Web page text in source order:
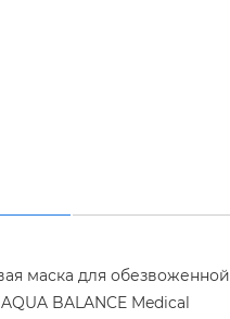
маска для обезвоженной
BALANCE Medical